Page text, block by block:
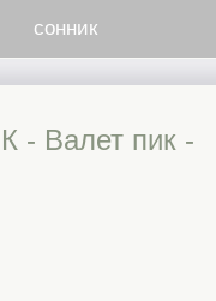
сонник
- Валет пик -